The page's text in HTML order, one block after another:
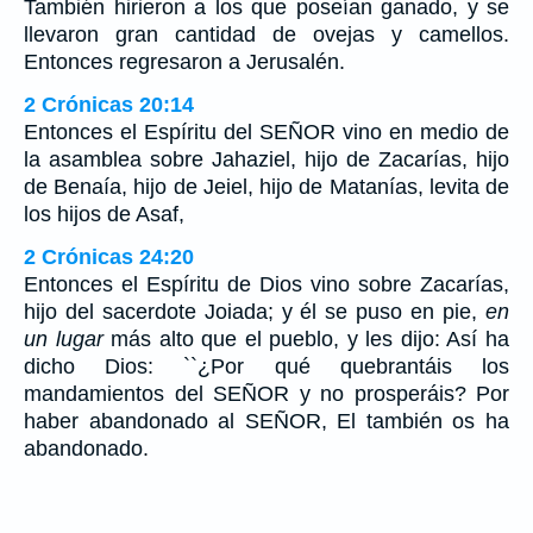
También hirieron a los que poseían ganado, y se
llevaron gran cantidad de ovejas y camellos.
Entonces regresaron a Jerusalén.
2 Crónicas 20:14
Entonces el Espíritu del SEÑOR vino en medio de
la asamblea sobre Jahaziel, hijo de Zacarías, hijo
de Benaía, hijo de Jeiel, hijo de Matanías, levita de
los hijos de Asaf,
2 Crónicas 24:20
Entonces el Espíritu de Dios vino sobre Zacarías,
hijo del sacerdote Joiada; y él se puso en pie, en
un lugarmás alto que el pueblo, y les dijo: Así ha
dicho Dios: ``¿Por qué quebrantáis los
mandamientos del SEÑOR y no prosperáis? Por
haber abandonado al SEÑOR, El también os ha
abandonado.